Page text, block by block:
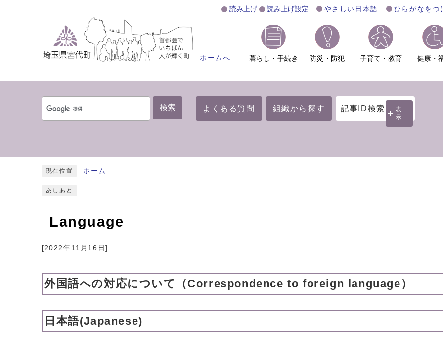
読み上げ 読み上げ設定 やさしい日本語 ひらがなをつ
ホームへ 暮らし・手続き 防災・防犯 子育て・教育 健康・
検索 よくある質問 組織から探す 記事ID検索
表
示
現在位置 ホーム
あしあと
Language
[2022年11月16日]
外国語への対応について（Correspondence to foreign language）
日本語(Japanese)